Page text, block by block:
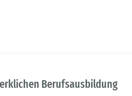
Berufsausbildung